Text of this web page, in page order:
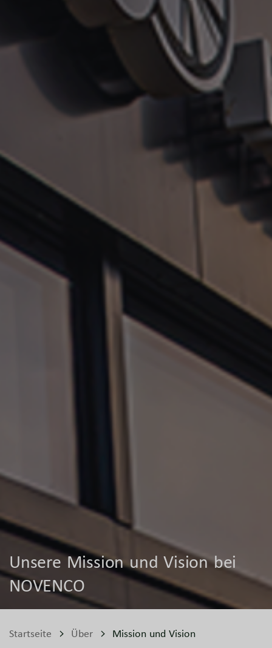
Unsere Mission und Vision bei
NOVENCO
Startseite Über Mission und Vision